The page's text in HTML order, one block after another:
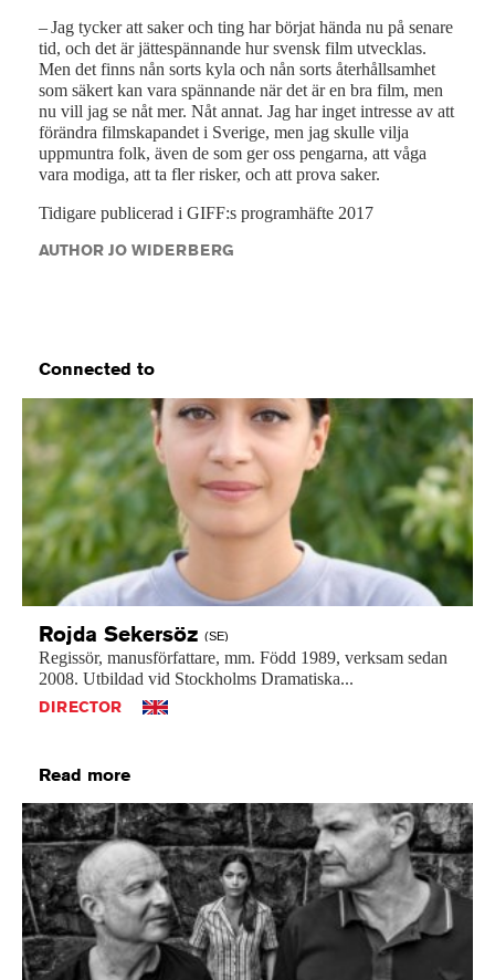
– Jag tycker att saker och ting har börjat hända nu på senare
tid, och det är jättespännande hur svensk film utvecklas.
Men det finns nån sorts kyla och nån sorts återhållsamhet
som säkert kan vara spännande när det är en bra film, men
nu vill jag se nåt mer. Nåt annat. Jag har inget intresse av att
förändra filmskapandet i Sverige, men jag skulle vilja
uppmuntra folk, även de som ger oss pengarna, att våga
vara modiga, att ta fler risker, och att prova saker.
Tidigare publicerad i GIFF:s programhäfte 2017
AUTHOR JO WIDERBERG
Connected to
Rojda Sekersöz (SE)
Regissör, manusförfattare, mm. Född 1989, verksam sedan
2008. Utbildad vid Stockholms Dramatiska...
DIRECTOR
Read more